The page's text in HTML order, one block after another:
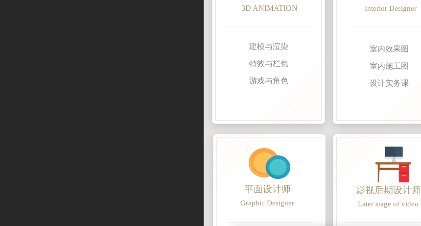
3D ANIMATION
建模与渲染
特效与栏包
游戏与角色
室内效果图
室内施工图
设计实务课
Interior Designer
平面设计师
Graphic Designer
影视后期设计师
Later stage of video